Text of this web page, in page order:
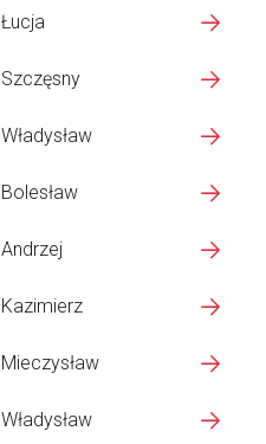
Łucja
Szczęsny
Władysław
Bolesław
Andrzej
Kazimierz
Mieczysław
Władysław